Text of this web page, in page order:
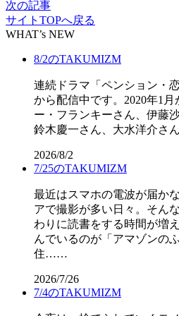
次の記事
サイトTOPへ戻る
WHAT’s NEW
8/2のTAKUMIZM
連続ドラマ「ペンション・
から配信中です。2020年1
ー・フランキーさん、伊藤
鈴木慶一さん、大水洋介さ
2026/8/2
7/25のTAKUMIZM
最近はスマホの電波が届か
アで撮影が多い日々。そん
わりに読書をする時間が増
んでいるのが「アマゾンの
住……
2026/7/26
7/4のTAKUMIZM